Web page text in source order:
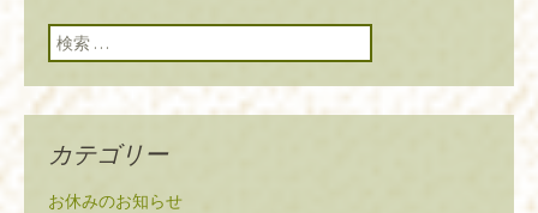
検索:
カテゴリー
お休みのお知らせ